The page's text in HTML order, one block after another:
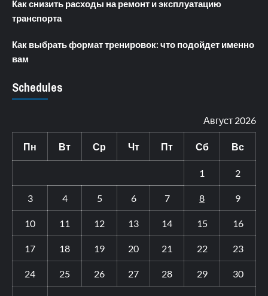
Как снизить расходы на ремонт и эксплуатацию
транспорта
Как выбрать формат тренировок: что подойдет именно
вам
Schedules
Август 2026
Пн Вт Ср Чт Пт Сб Вс
1 2
3 4 5 6 7 8 9
10 11 12 13 14 15 16
17 18 19 20 21 22 23
24 25 26 27 28 29 30